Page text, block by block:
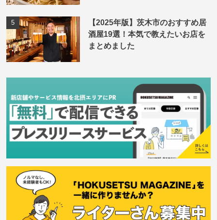
【2025年版】茨木市のおすすめ居
酒屋19選！本気で教えたいお店を
まとめました